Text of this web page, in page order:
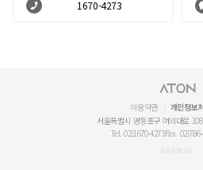
1670-4273
이용약관
개인정보
서울특별시 영등포구 여의대로
Tel. 02)1670-4273Fax.
© ATON Inc.